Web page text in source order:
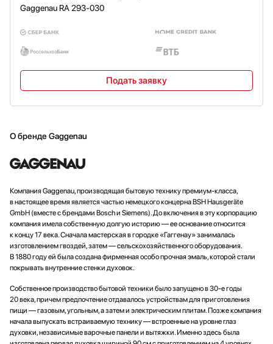
Gaggenau RA 293-030
Подать заявку
О бренде Gaggenau
Компания Gaggenau, производящая бытовую технику премиум-класса,
в настоящее время является частью немецкого концерна BSH Hausgeräte
GmbH (вместе с брендами Bosch и Siemens). До включения в эту корпорацию
компания имела собственную долгую историю — ее основание относится
к концу 17 века. Сначала мастерская в городке «Гаггенау» занималась
изготовлением гвоздей, затем — сельскохозяйственного оборудования.
В 1880 году ей была создана фирменная особо прочная эмаль, которой стали
покрывать внутренние стенки духовок.
Собственное производство бытовой техники было запущено в 30-е годы
20 века, причем предпочтение отдавалось устройствам для приготовления
пищи — газовым, угольным, а затем и электрическим плитам. Позже компания
начала выпускать встраиваемую технику — встроенные на уровне глаз
духовки, независимые варочные панели и вытяжки. Именно здесь была